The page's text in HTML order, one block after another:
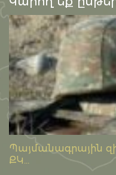
Պայմանագրային
ՔԿ...